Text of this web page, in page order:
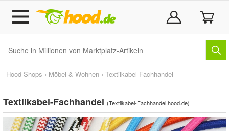
Hood Shops › Möbel & Wohnen › Textilkabel-Fachhandel
Textilkabel-Fachhandel (Textilkabel-Fachhandel.hood.de)